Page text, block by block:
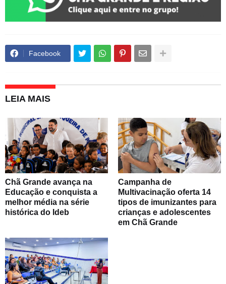
Facebook
LEIA MAIS
Chã Grande avança na
Educação e conquista a
melhor média na série
histórica do Ideb
Campanha de
Multivacinação oferta 14
tipos de imunizantes para
crianças e adolescentes
em Chã Grande